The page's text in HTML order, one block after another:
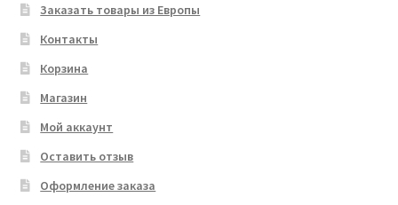
Заказать товары из Европы
Контакты
Корзина
Магазин
Мой аккаунт
Оставить отзыв
Оформление заказа